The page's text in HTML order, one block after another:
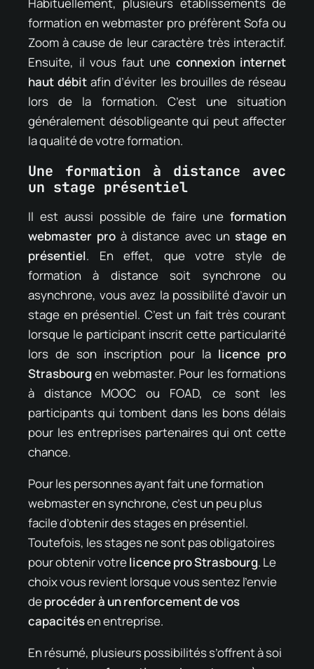
formation en webmaster pro préfèrent Sofa ou
Zoom à cause de leur caractère très interactif.
Ensuite, il vous faut une connexion internet
haut débit afin d’éviter les brouilles de réseau
lors de la formation. C’est une situation
généralement désobligeante qui peut affecter
la qualité de votre formation.
Une formation à distance avec
un stage présentiel
Il est aussi possible de faire une formation
webmaster pro à distance avec un stage en
présentiel. En effet, que votre style de
formation à distance soit synchrone ou
asynchrone, vous avez la possibilité d’avoir un
stage en présentiel. C’est un fait très courant
lorsque le participant inscrit cette particularité
lors de son inscription pour la licence pro
Strasbourgen webmaster. Pour les formations
à distance MOOC ou FOAD, ce sont les
participants qui tombent dans les bons délais
pour les entreprises partenaires qui ont cette
chance.
Pour les personnes ayant fait une formation
webmaster en synchrone, c’est un peu plus
facile d’obtenir des stages en présentiel.
Toutefois, les stages ne sont pas obligatoires
pour obtenir votrelicence pro Strasbourg. Le
choix vous revient lorsque vous sentez l’envie
deprocéder à un renforcement de vos
capacitésen entreprise.
En résumé, plusieurs possibilités s’offrent à soi